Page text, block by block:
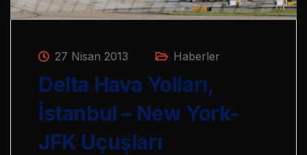
27 Nisan 2013 Haberler
Delta Hava Yolları,
İstanbul – New York-
JFK Uçuşları